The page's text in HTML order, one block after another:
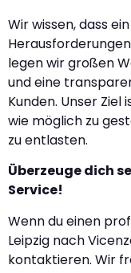
Wir wissen, dass
legen wir großen
und eine
Kunden. Unser Ziel
wie möglich zu
zu entlasten.
Überzeuge dich
Service!
Wenn du einen
Leipzig nach
kontaktieren. Wir